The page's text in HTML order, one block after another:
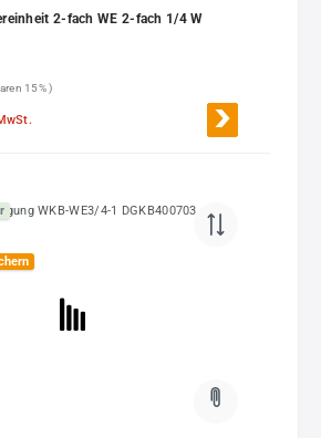
2-fach WE 2-fach 1/4 W
15% )